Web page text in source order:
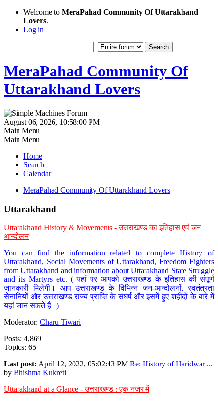
Welcome to MeraPahad Community Of Uttarakhand
Lovers.
Log in
MeraPahad Community Of
Uttarakhand Lovers
August 06, 2026, 10:58:00 PM
Main Menu
Main Menu
Home
Search
Calendar
MeraPahad Community Of Uttarakhand Lovers
Uttarakhand
Uttarakhand History & Movements - उत्तराखण्ड का इतिहास एवं जन
आन्दोलन
You can find the information related to complete History of
Uttarakhand, Social Movements of Uttarakhand, Freedom Fighters
from Uttarakhand and information about Uttarakhand State Struggle
and its Martyrs etc. ( यहां पर आपको उत्तराखण्ड के इतिहास की संपूर्ण
जानकारी मिलेगी। आप उत्तराखण्ड के विभिन्न जन-आन्दोलनों, स्वतंत्रता
सेनानियों और उत्तराखण्ड राज्य प्राप्ति के संघर्ष और इसमें हुए शहीदों के बारे में
यहां जान सकते हैं।)
Moderator: Charu Tiwari
Posts: 4,869
Topics: 65
Last post: April 12, 2022, 05:02:43 PM Re: History of Haridwar ...
by Bhishma Kukreti
Uttarakhand at a Glance - उत्तराखण्ड : एक नजर में